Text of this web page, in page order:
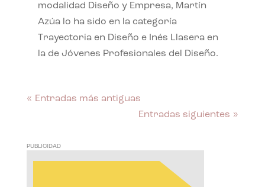
modalidad Diseño y Empresa, Martín
Azúa lo ha sido en la categoría
Trayectoria en Diseño e Inés Llasera en
la de Jóvenes Profesionales del Diseño.
« Entradas más antiguas
Entradas siguientes »
PUBLICIDAD